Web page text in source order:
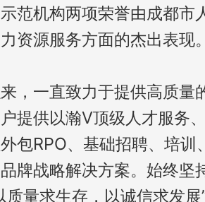
范机构两项荣誉由成都市
资源服务方面的杰出表现
，一直致力于提供高质量
提供以瀚V顶级人才服务
包RPO、基础招聘、培
牌战略解决方案。始终坚
质量求生存，以诚信求发